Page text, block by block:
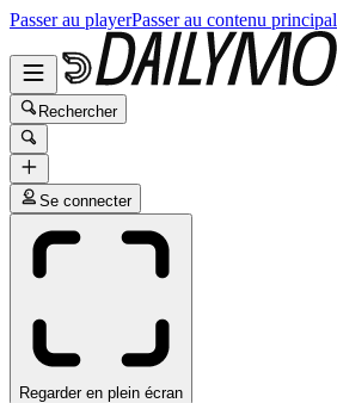
Passer au playerPasser au contenu principal
Rechercher
Se connecter
Regarder en plein écran